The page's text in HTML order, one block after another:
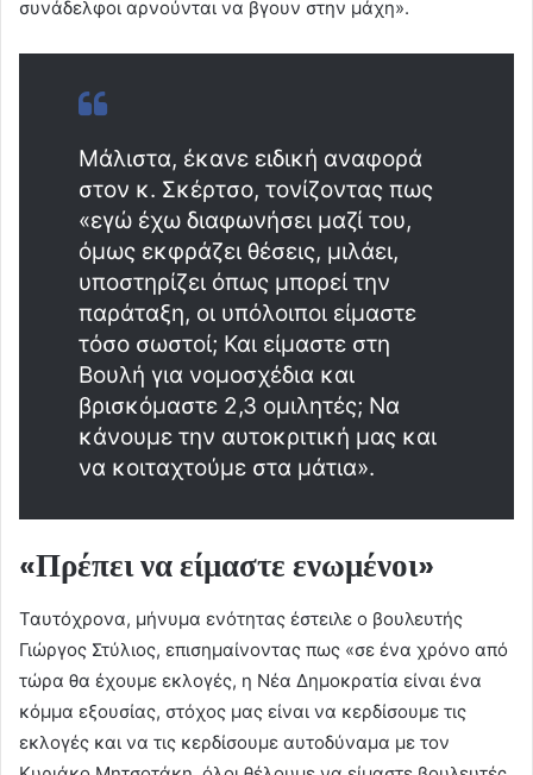
συνάδελφοι αρνούνται να βγουν στην μάχη».
Μάλιστα, έκανε ειδική αναφορά
στον κ. Σκέρτσο, τονίζοντας πως
«εγώ έχω διαφωνήσει μαζί του,
όμως εκφράζει θέσεις, μιλάει,
υποστηρίζει όπως μπορεί την
παράταξη, οι υπόλοιποι είμαστε
τόσο σωστοί; Και είμαστε στη
Βουλή για νομοσχέδια και
βρισκόμαστε 2,3 ομιλητές; Να
κάνουμε την αυτοκριτική μας και
να κοιταχτούμε στα μάτια».
«Πρέπει να είμαστε ενωμένοι»
Ταυτόχρονα, μήνυμα ενότητας έστειλε ο βουλευτής
Γιώργος Στύλιος, επισημαίνοντας πως «σε ένα χρόνο από
τώρα θα έχουμε εκλογές, η Νέα Δημοκρατία είναι ένα
κόμμα εξουσίας, στόχος μας είναι να κερδίσουμε τις
εκλογές και να τις κερδίσουμε αυτοδύναμα με τον